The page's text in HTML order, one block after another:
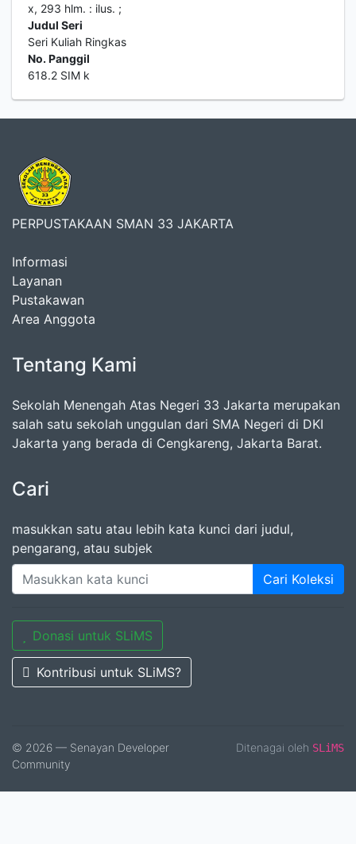
x, 293 hlm. : ilus. ;
Judul Seri
Seri Kuliah Ringkas
No. Panggil
618.2 SIM k
PERPUSTAKAAN SMAN 33 JAKARTA
Informasi
Layanan
Pustakawan
Area Anggota
Tentang Kami
Sekolah Menengah Atas Negeri 33 Jakarta merupakan
salah satu sekolah unggulan dari SMA Negeri di DKI
Jakarta yang berada di Cengkareng, Jakarta Barat.
Cari
masukkan satu atau lebih kata kunci dari judul,
pengarang, atau subjek
Cari Koleksi
Donasi untuk SLiMS
Kontribusi untuk SLiMS?
© 2026 — Senayan Developer
Community
Ditenagai oleh SLiMS